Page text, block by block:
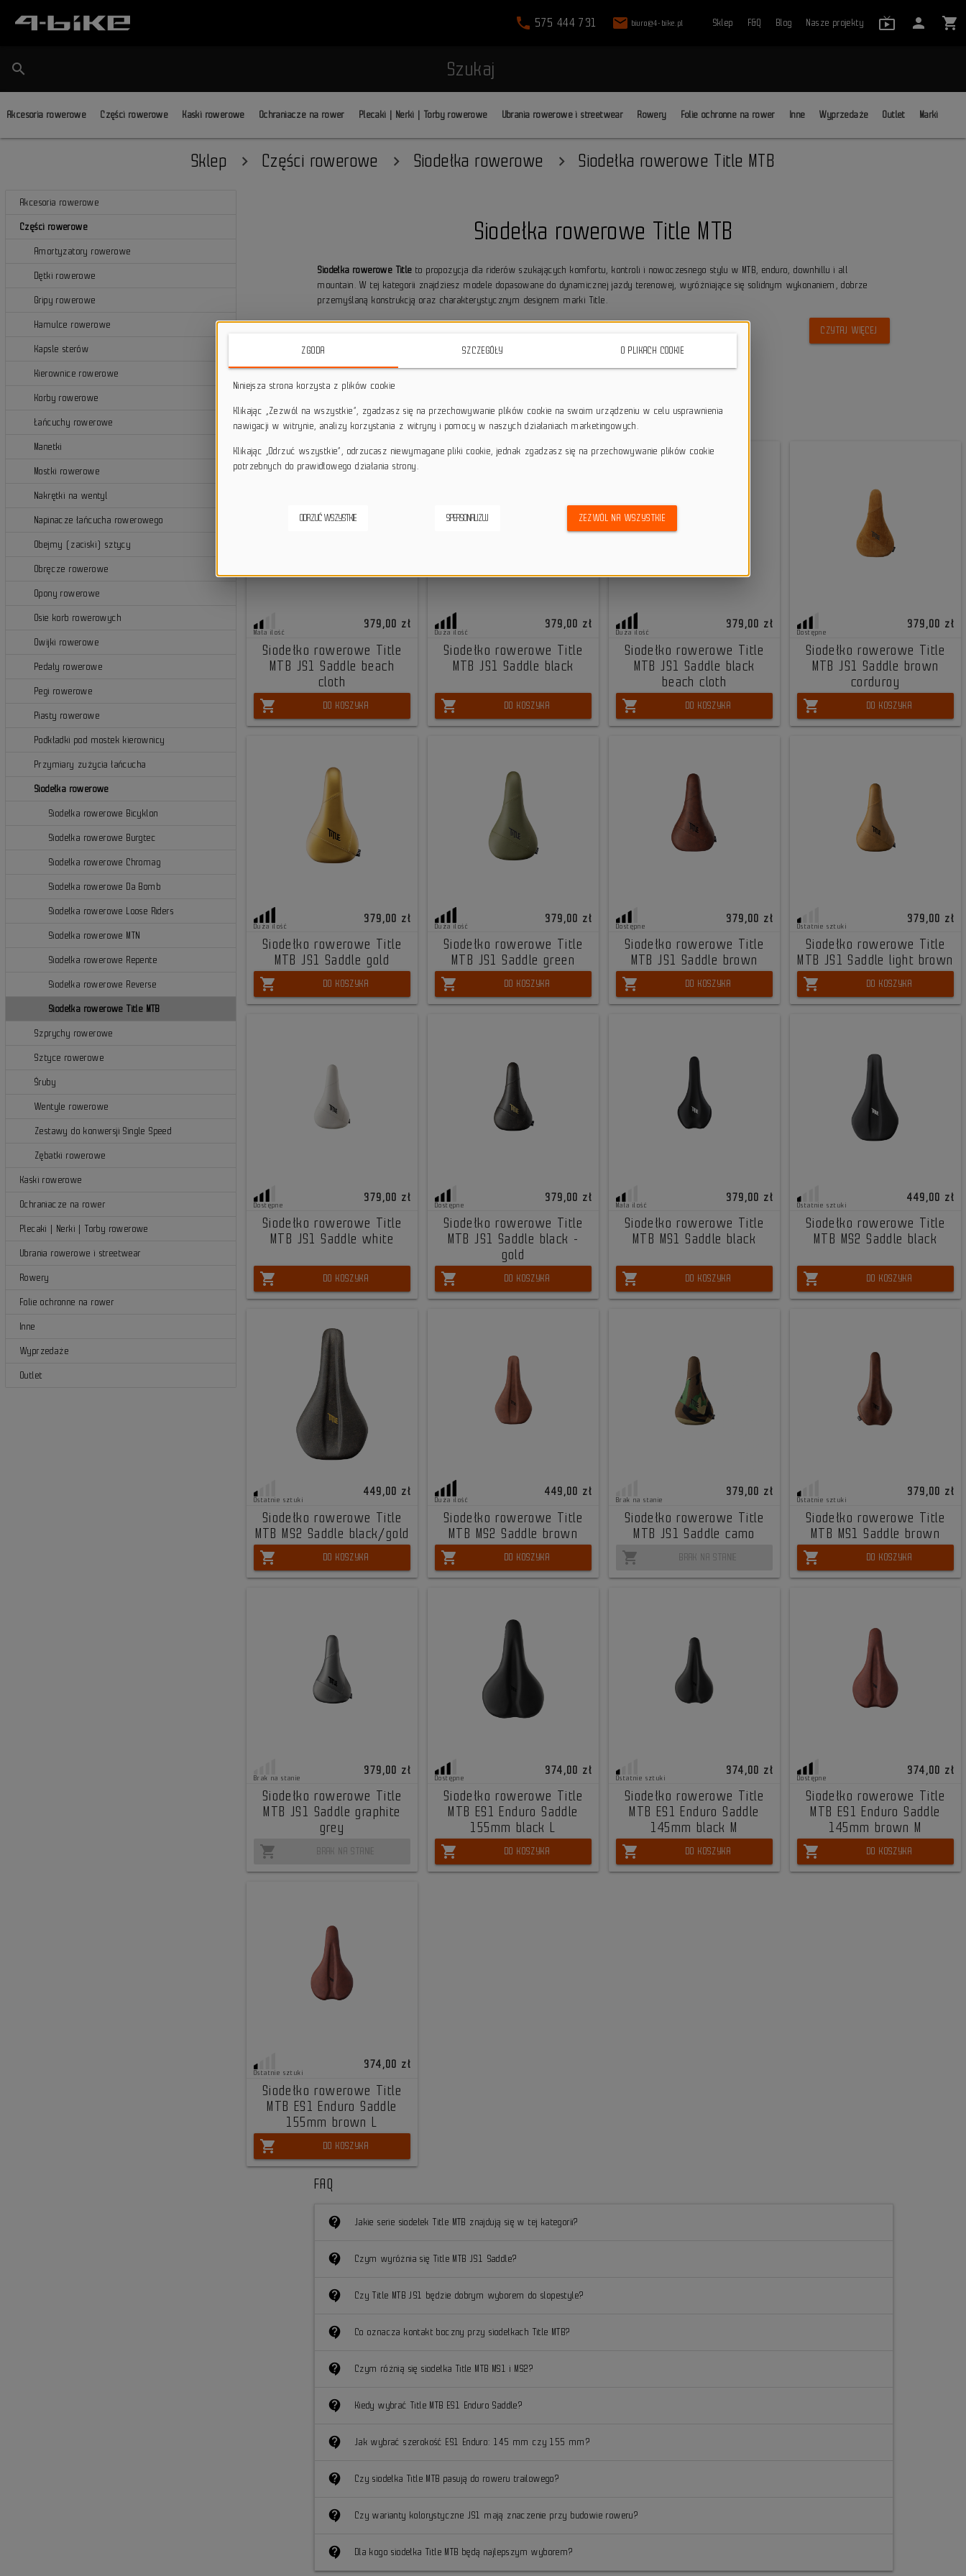
phone 575 444 731 mail biuro@4-bike.pl Sklep F&Q Blog Nasze projekty live_tv_24
person shopping_cart
search Szukaj
Akcesoria rowerowe Części rowerowe Kaski rowerowe Ochraniacze na rower Plecaki | Nerki | Torby rowerowe Ubrania rowerowe i streetwear Rowery Folie ochronne na rower Inne Wyprzedaże Outlet Marki
Sklep Części rowerowe Siodełka rowerowe Siodełka rowerowe Title MTB
Akcesoria rowerowe
Części rowerowe
Amortyzatory rowerowe
Dętki rowerowe
Gripy rowerowe
Hamulce rowerowe
Kapsle sterów
Kierownice rowerowe
Korby rowerowe
Łańcuchy rowerowe
Manetki
Mostki rowerowe
Nakrętki na wentyl
Napinacze łańcucha rowerowego
Obejmy (zaciski) sztycy
Obręcze rowerowe
Opony rowerowe
Osie korb rowerowych
Owijki rowerowe
Pedały rowerowe
Pegi rowerowe
Piasty rowerowe
Podkładki pod mostek kierownicy
Przymiary zużycia łańcucha
Siodełka rowerowe
Siodełka rowerowe Bicyklon
Siodełka rowerowe Burgtec
Siodełka rowerowe Chromag
Siodełka rowerowe Da Bomb
Siodełka rowerowe Loose Riders
Siodełka rowerowe MTN
Siodełka rowerowe Repente
Siodełka rowerowe Reverse
Siodełka rowerowe Title MTB
Szprychy rowerowe
Sztyce rowerowe
Śruby
Wentyle rowerowe
Zestawy do konwersji Single Speed
Zębatki rowerowe
Kaski rowerowe
Ochraniacze na rower
Plecaki | Nerki | Torby rowerowe
Ubrania rowerowe i streetwear
Rowery
Folie ochronne na rower
Inne
Wyprzedaże
Outlet
Siodełka rowerowe Title MTB
Siodełka rowerowe Title to propozycja dla riderów szukających komfortu, kontroli i nowoczesnego stylu w MTB, enduro, downhillu i all
mountain. W tej kategorii znajdziesz modele dopasowane do dynamicznej jazdy terenowej, wyróżniające się solidnym wykonaniem, dobrze
przemyślaną konstrukcją oraz charakterystycznym designem marki Title.
CZYTAJ WIĘCEJ
Mała ilość
379,00 zł
Siodełko rowerowe Title
MTB JS1 Saddle beach
cloth
shopping_cart DO KOSZYKA
Duża ilość
379,00 zł
Siodełko rowerowe Title
MTB JS1 Saddle black
shopping_cart DO KOSZYKA
Duża ilość
379,00 zł
Siodełko rowerowe Title
MTB JS1 Saddle black
beach cloth
shopping_cart DO KOSZYKA
Dostępne
379,00 zł
Siodełko rowerowe Title
MTB JS1 Saddle brown
corduroy
shopping_cart DO KOSZYKA
Duża ilość
379,00 zł
Siodełko rowerowe Title
MTB JS1 Saddle gold
shopping_cart DO KOSZYKA
Duża ilość
379,00 zł
Siodełko rowerowe Title
MTB JS1 Saddle green
shopping_cart DO KOSZYKA
Dostępne
379,00 zł
Siodełko rowerowe Title
MTB JS1 Saddle brown
shopping_cart DO KOSZYKA
Ostatnie sztuki
379,00 zł
Siodełko rowerowe Title
MTB JS1 Saddle light brown
shopping_cart DO KOSZYKA
Dostępne
379,00 zł
Siodełko rowerowe Title
MTB JS1 Saddle white
shopping_cart DO KOSZYKA
Dostępne
379,00 zł
Siodełko rowerowe Title
MTB JS1 Saddle black -
gold
shopping_cart DO KOSZYKA
Mała ilość
379,00 zł
Siodełko rowerowe Title
MTB MS1 Saddle black
shopping_cart DO KOSZYKA
Ostatnie sztuki
449,00 zł
Siodełko rowerowe Title
MTB MS2 Saddle black
shopping_cart DO KOSZYKA
Ostatnie sztuki
449,00 zł
Siodełko rowerowe Title
MTB MS2 Saddle black/gold
shopping_cart DO KOSZYKA
Duża ilość
449,00 zł
Siodełko rowerowe Title
MTB MS2 Saddle brown
shopping_cart DO KOSZYKA
Brak na stanie
379,00 zł
Siodełko rowerowe Title
MTB JS1 Saddle camo
shopping_cart BRAK NA STANIE
Ostatnie sztuki
379,00 zł
Siodełko rowerowe Title
MTB MS1 Saddle brown
shopping_cart DO KOSZYKA
Brak na stanie
379,00 zł
Siodełko rowerowe Title
MTB JS1 Saddle graphite
grey
shopping_cart BRAK NA STANIE
Dostępne
374,00 zł
Siodełko rowerowe Title
MTB ES1 Enduro Saddle
155mm black L
shopping_cart DO KOSZYKA
Ostatnie sztuki
374,00 zł
Siodełko rowerowe Title
MTB ES1 Enduro Saddle
145mm black M
shopping_cart DO KOSZYKA
Dostępne
374,00 zł
Siodełko rowerowe Title
MTB ES1 Enduro Saddle
145mm brown M
shopping_cart DO KOSZYKA
Ostatnie sztuki
374,00 zł
Siodełko rowerowe Title
MTB ES1 Enduro Saddle
155mm brown L
shopping_cart DO KOSZYKA
FAQ
contact_support Jakie serie siodełek Title MTB znajdują się w tej kategorii?
contact_support Czym wyróżnia się Title MTB JS1 Saddle?
contact_support Czy Title MTB JS1 będzie dobrym wyborem do slopestyle?
contact_support Co oznacza kontakt boczny przy siodełkach Title MTB?
contact_support Czym różnią się siodełka Title MTB MS1 i MS2?
contact_support Kiedy wybrać Title MTB ES1 Enduro Saddle?
contact_support Jak wybrać szerokość ES1 Enduro: 145 mm czy 155 mm?
contact_support Czy siodełka Title MTB pasują do roweru trailowego?
contact_support Czy warianty kolorystyczne JS1 mają znaczenie przy budowie roweru?
contact_support Dla kogo siodełka Title MTB będą najlepszym wyborem?
ZGODA SZCZEGÓŁY O PLIKACH COOKIE
Niniejsza strona korzysta z plików cookie
Klikając „Zezwól na wszystkie”, zgadzasz się na przechowywanie plików cookie na swoim urządzeniu w celu usprawnienia
nawigacji w witrynie, analizy korzystania z witryny i pomocy w naszych działaniach marketingowych.
Klikając „Odrzuć wszystkie”, odrzucasz niewymagane pliki cookie, jednak zgadzasz się na przechowywanie plików cookie
potrzebnych do prawidłowego działania strony.
ODRZUĆ WSZYSTKIE SPERSONALIZUJ ZEZWÓL NA WSZYSTKIE